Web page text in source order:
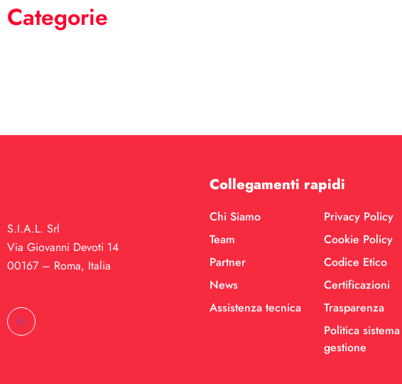
Categorie
S.I.A.L. Srl
Via Giovanni Devoti 14
00167 – Roma, Italia
Collegamenti rapidi
Chi Siamo
Team
Partner
News
Assistenza tecnica
Privacy Policy
Cookie Policy
Codice Etico
Certificazioni
Trasparenza
Politica sistema
gestione